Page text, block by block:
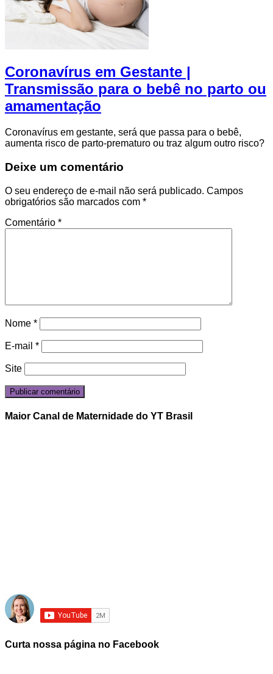
Coronavírus em Gestante |
Transmissão para o bebê no parto ou
amamentação
Coronavírus em gestante, será que passa para o bebê,
aumenta risco de parto-prematuro ou traz algum outro risco?
Deixe um comentário
O seu endereço de e-mail não será publicado. Campos
obrigatórios são marcados com *
Comentário *
Nome *
E-mail *
Site
Maior Canal de Maternidade do YT Brasil
Curta nossa página no Facebook